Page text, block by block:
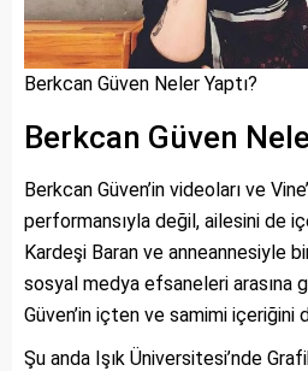
Berkcan Güven Neler Yaptı?
Berkcan Güven
Berkcan Güven’in videoları ve
performansıyla değil, ailesini de
Kardeşi Baran ve anneannesiyle
sosyal medya efsaneleri arasına
Güven’in içten ve samimi içeriğini
Şu anda Işık Üniversitesi’nde